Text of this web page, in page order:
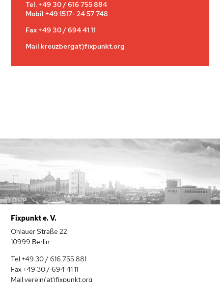
Tel. +49 30 / 616 755 884
Mobil +49 1517- 24 57 748
Fax +49 30 / 694 41 11
Mail kreuzbergat)fixpunkt.org
Fixpunkt e. V.
Ohlauer Straße 22
10999 Berlin
Tel.+49 30 / 616 755 881
Fax +49 30 / 694 41 11
Mail verein(at)fixpunkt.org